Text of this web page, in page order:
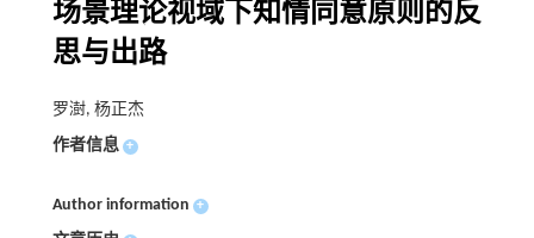
场景理论视域下知情同意原则的反
思与出路
罗澍, 杨正杰
作者信息 +
Author information +